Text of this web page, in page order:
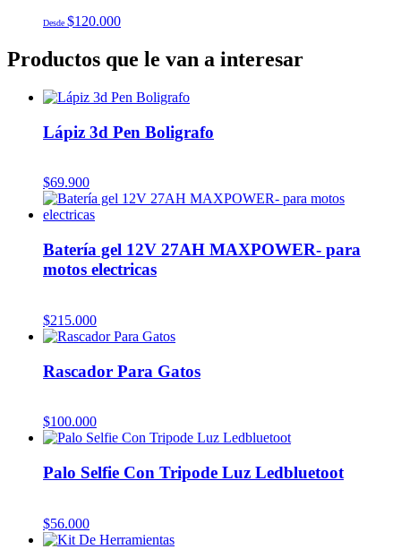
Desde $120.000
Productos que le van a interesar
Lápiz 3d Pen Boligrafo
$69.900
Batería gel 12V 27AH MAXPOWER- para
motos electricas
$215.000
Rascador Para Gatos
$100.000
Palo Selfie Con Tripode Luz Ledbluetoot
$56.000